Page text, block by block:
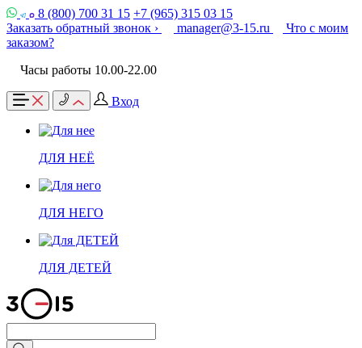
8 (800) 700 31 15 +7 (965) 315 03 15
Заказать обратный звонок ›
manager@3-15.ru
Что с моим
заказом?
Часы работы 10.00-22.00
Вход
ДЛЯ НЕЁ
ДЛЯ НЕГО
ДЛЯ ДЕТЕЙ